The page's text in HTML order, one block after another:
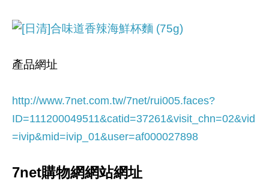
產品網址
http://www.7net.com.tw/7net/rui005.faces?
ID=111200049511&catid=37261&visit_chn=02&vid
=ivip&mid=ivip_01&user=af000027898
7net購物網網站網址